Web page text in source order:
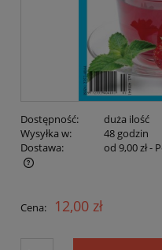
Dostępność:
duża ilość
Wysyłka w:
48 godzin
Dostawa:
od 9,00 zł-
Cena: 12,00 zł